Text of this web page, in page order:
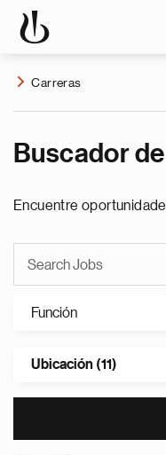
Carreras
Buscador
Encuentre
Función
Ubicación (11)